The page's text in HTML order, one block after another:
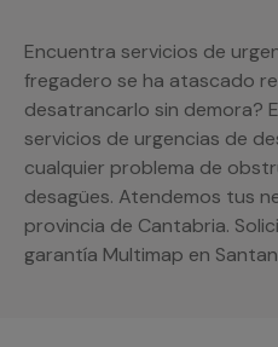
Encuentra servicios de
fregadero se ha atascado
desatrancarlo sin demora?
servicios de urgencias de
cualquier problema de
desagües. Atendemos tus
provincia de Cantabria.
garantía Multimap en